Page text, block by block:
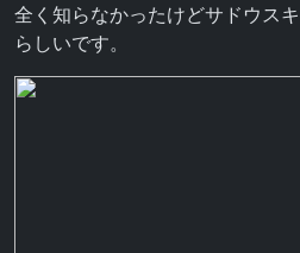
全く知らなかったけどサドウス
らしいです。